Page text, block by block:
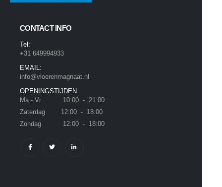
CONTACT INFO
Tel:
+31 649994933
EMAIL:
info@vloerenmagnaat.nl
OPENINGSTIJDEN
Ma - Vr 10:00 - 21:00
Zaterdag 12:00 - 18:00
Zondag 12:00 - 18:00